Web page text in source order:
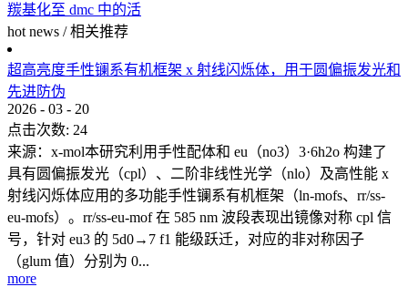
羰基化至 dmc 中的活
hot news / 相关推荐
超高亮度手性镧系有机框架 x 射线闪烁体，用于圆偏振发光和
先进防伪
2026 - 03 - 20
点击次数: 24
来源：x-mol本研究利用手性配体和 eu（no3）3·6h2o 构建了
具有圆偏振发光（cpl）、二阶非线性光学（nlo）及高性能 x
射线闪烁体应用的多功能手性镧系有机框架（ln-mofs、rr/ss-
eu-mofs）。rr/ss-eu-mof 在 585 nm 波段表现出镜像对称 cpl 信
号，针对 eu3 的 5d0→7 f1 能级跃迁，对应的非对称因子
（glum 值）分别为 0...
more